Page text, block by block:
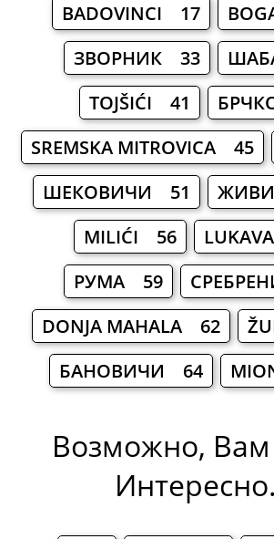
BADOVINCI 17
ЗВОРНИК 33
TOJŠIĆI 41
SREMSKA MITROVICA 45
ШЕКОВИЧИ 51
MILIĆI 56
РУМА 59
DONJA MAHALA 62
БАНОВИЧИ 64
Возможно, Вам